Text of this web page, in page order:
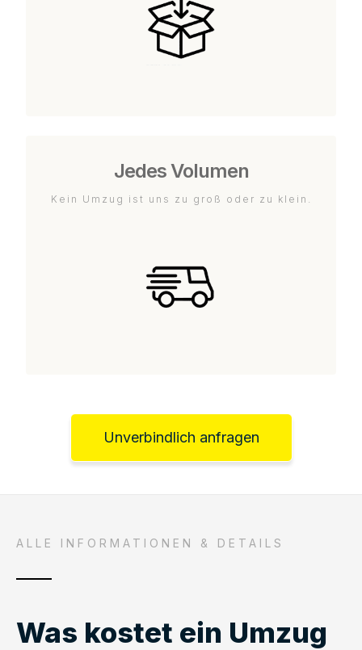
Jedes Volumen
Kein Umzug ist uns zu groß oder zu klein.
Unverbindlich anfragen
ALLE INFORMATIONEN & DETAILS
Was kostet ein Umzug